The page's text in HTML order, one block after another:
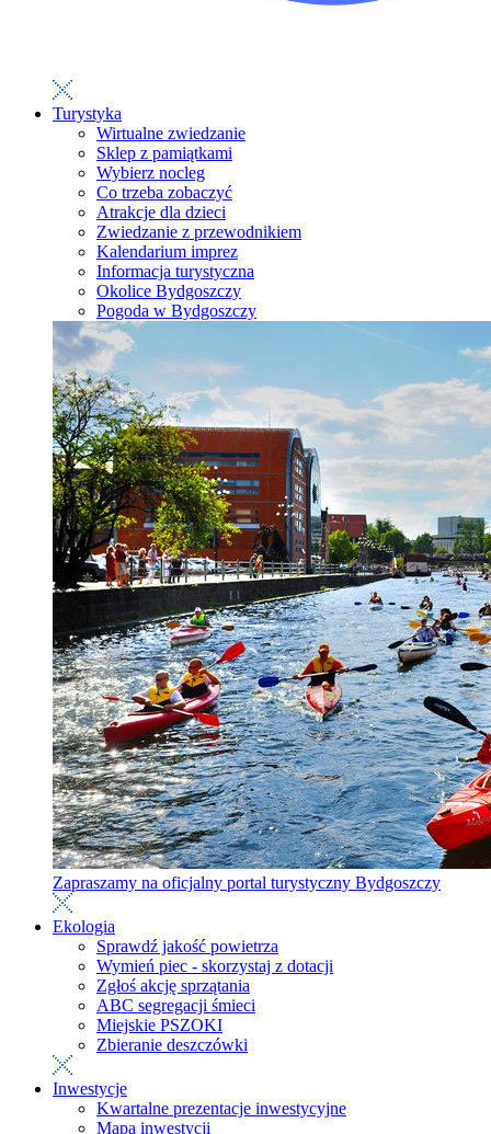
Turystyka
Wirtualne zwiedzanie
Sklep z pamiątkami
Wybierz nocleg
Co trzeba zobaczyć
Atrakcje dla dzieci
Zwiedzanie z przewodnikiem
Kalendarium imprez
Informacja turystyczna
Okolice Bydgoszczy
Pogoda w Bydgoszczy
Zapraszamy na oficjalny portal turystyczny Bydgoszczy
Ekologia
Sprawdź jakość powietrza
Wymień piec - skorzystaj z dotacji
Zgłoś akcję sprzątania
ABC segregacji śmieci
Miejskie PSZOKI
Zbieranie deszczówki
Inwestycje
Kwartalne prezentacje inwestycyjne
Mapa inwestycji